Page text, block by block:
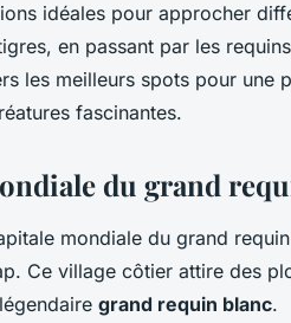
idéales pour approcher
en passant par les
les meilleurs spots pour une
fascinantes.
du grand
mondiale du grand
Ce village côtier attire des
grand requin blanc.